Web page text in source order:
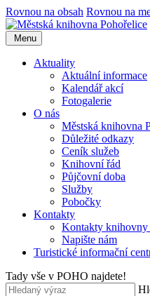
Rovnou na obsah Rovnou na
Menu
Aktuality
Aktuální informace
Kalendář akcí
Fotogalerie
O nás
Městská knihovna
Důležité odkazy
Ceník služeb
Knihovní řád
Půjčovní doba
Služby
Pobočky
Kontakty
Kontakty knihovny
Napište nám
Turistické informační
Tady vše v POHO najdete!